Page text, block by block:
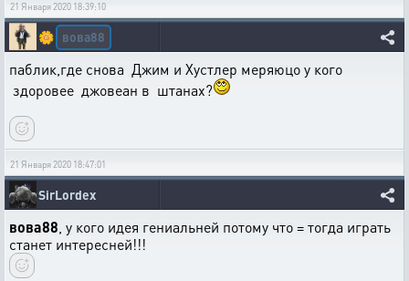
21 Января 2020 18:39:10
🌼 вова88
паблик,где снова Джим и Хустлер меряюцо у кого
здоровее джовеан в штанах?
21 Января 2020 18:47:01
SirLordex
вова88 , у кого идея гениальней потому что = тогда играть
станет интересней!!!